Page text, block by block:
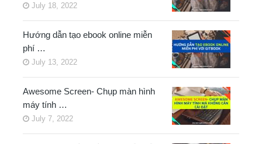
July 18, 2022
Hướng dẫn tạo ebook online miễn
phí …
July 13, 2022
Awesome Screen- Chụp màn hình
máy tính …
July 7, 2022